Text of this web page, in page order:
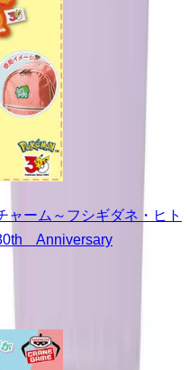
ーム～フシギダネ・ヒト
Anniversary